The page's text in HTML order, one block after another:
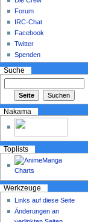
Forum
IRC-Chat
Facebook
Twitter
Spenden
Suche
Nakama
Toplists
Werkzeuge
Links auf diese Seite
Änderungen an